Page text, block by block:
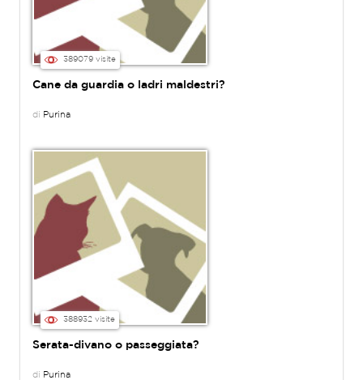
389079 visite
Cane da guardia o ladri maldestri?
di Purina
388932 visite
Serata-divano o passeggiata?
di Purina